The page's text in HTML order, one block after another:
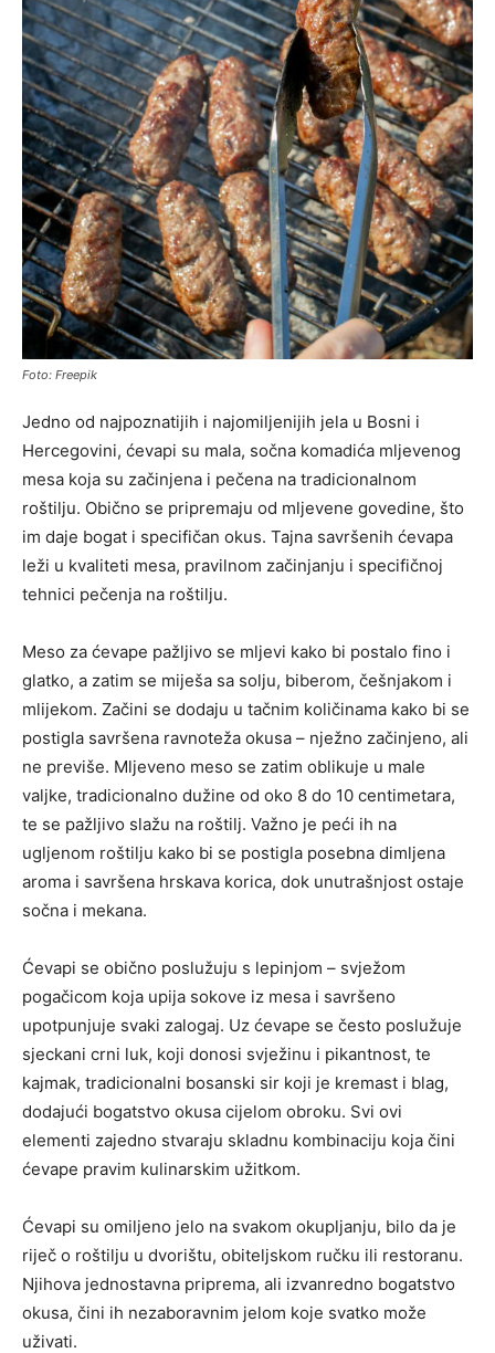
Foto: Freepik
Jedno od najpoznatijih i najomiljenijih jela u Bosni i
Hercegovini, ćevapi su mala, sočna komadića mljevenog
mesa koja su začinjena i pečena na tradicionalnom
roštilju. Obično se pripremaju od mljevene govedine, što
im daje bogat i specifičan okus. Tajna savršenih ćevapa
leži u kvaliteti mesa, pravilnom začinjanju i specifičnoj
tehnici pečenja na roštilju.
Meso za ćevape pažljivo se mljevi kako bi postalo fino i
glatko, a zatim se miješa sa solju, biberom, češnjakom i
mlijekom. Začini se dodaju u tačnim količinama kako bi se
postigla savršena ravnoteža okusa – nježno začinjeno, ali
ne previše. Mljeveno meso se zatim oblikuje u male
valjke, tradicionalno dužine od oko 8 do 10 centimetara,
te se pažljivo slažu na roštilj. Važno je peći ih na
ugljenom roštilju kako bi se postigla posebna dimljena
aroma i savršena hrskava korica, dok unutrašnjost ostaje
sočna i mekana.
Ćevapi se obično poslužuju s lepinjom – svježom
pogačicom koja upija sokove iz mesa i savršeno
upotpunjuje svaki zalogaj. Uz ćevape se često poslužuje
sjeckani crni luk, koji donosi svježinu i pikantnost, te
kajmak, tradicionalni bosanski sir koji je kremast i blag,
dodajući bogatstvo okusa cijelom obroku. Svi ovi
elementi zajedno stvaraju skladnu kombinaciju koja čini
ćevape pravim kulinarskim užitkom.
Ćevapi su omiljeno jelo na svakom okupljanju, bilo da je
riječ o roštilju u dvorištu, obiteljskom ručku ili restoranu.
Njihova jednostavna priprema, ali izvanredno bogatstvo
okusa, čini ih nezaboravnim jelom koje svatko može
uživati.